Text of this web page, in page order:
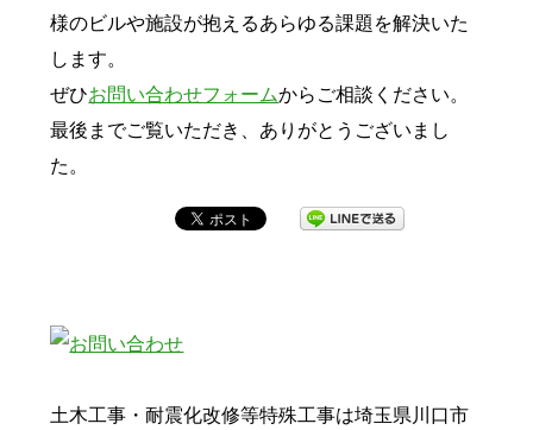
様のビルや施設が抱えるあらゆる課題を解決いた
します。
ぜひお問い合わせフォームからご相談ください。
最後までご覧いただき、ありがとうございまし
た。
土木工事・耐震化改修等特殊工事は埼玉県川口市